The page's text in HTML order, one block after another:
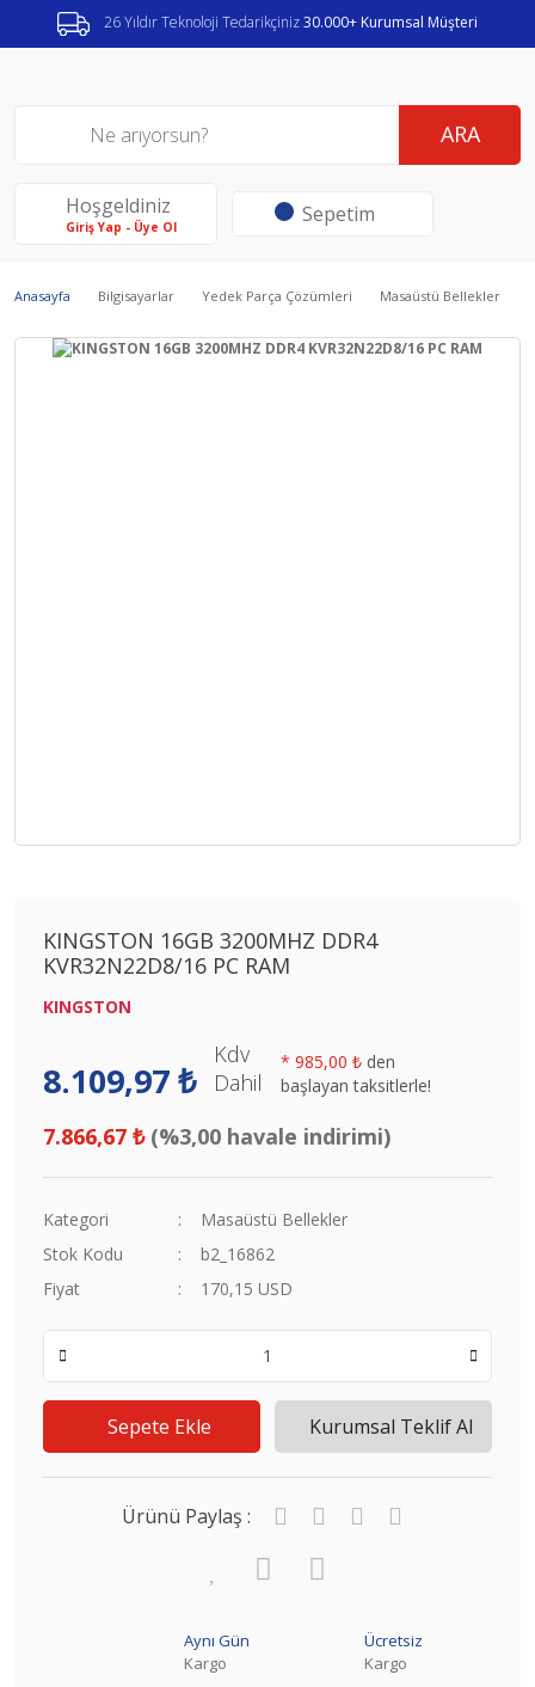
26 Yıldır Teknoloji Tedarikçiniz30.000+ Kurumsal Müşteri
ARA
Hoşgeldiniz
Giriş Yap - Üye Ol Sepetim
Anasayfa Bilgisayarlar Yedek Parça Çözümleri Masaüstü Bellekler
KINGSTON 16GB 3200MHZ DDR4
KVR32N22D8/16 PC RAM
KINGSTON
8.109,97 ₺
Kdv
Dahil
* 985,00 ₺ den
başlayan taksitlerle!
7.866,67 ₺ (%3,00 havale indirimi)
Kategori
Masaüstü Bellekler
Stok Kodu
b2_16862
Fiyat
170,15 USD
Sepete Ekle Kurumsal Teklif Al
Ürünü Paylaş :
Aynı Gün
Kargo
Ücretsiz
Kargo